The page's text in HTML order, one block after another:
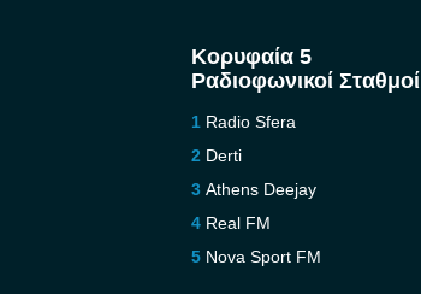
Κορυφαία 5
Ραδιοφωνικοί Σταθμοί
Radio Sfera
Derti
Athens Deejay
Real FM
Nova Sport FM